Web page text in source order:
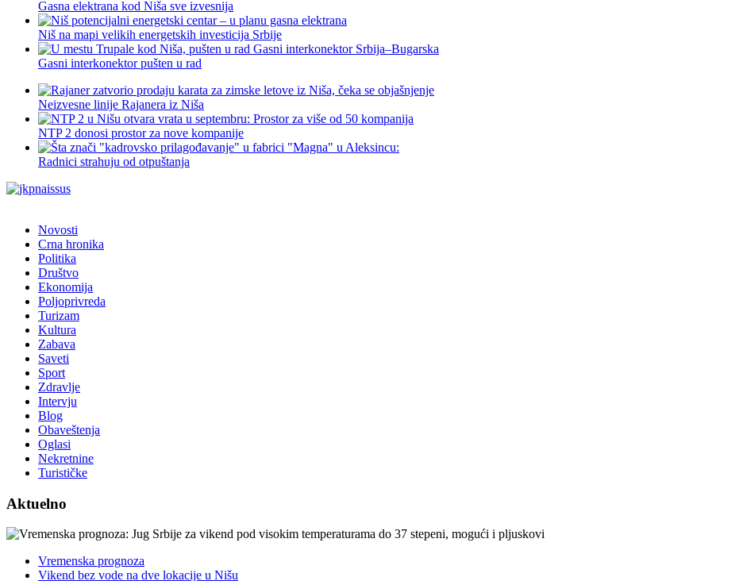
Gasna elektrana kod Niša sve izvesnija
Niš na mapi velikih energetskih investicija Srbije
Gasni interkonektor pušten u rad
Neizvesne linije Rajanera iz Niša
NTP 2 donosi prostor za nove kompanije
Radnici strahuju od otpuštanja
Novosti
Crna hronika
Politika
Društvo
Ekonomija
Poljoprivreda
Turizam
Kultura
Zabava
Saveti
Sport
Zdravlje
Intervju
Blog
Obaveštenja
Oglasi
Nekretnine
Turističke
Aktuelno
Vremenska prognoza
Vikend bez vode na dve lokacije u Nišu